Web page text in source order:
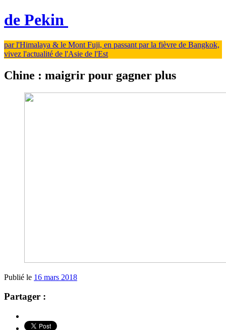
de Pekin
par l'Himalaya & le Mont Fuji, en passant par la fièvre de Bangkok,
vivez l'actualité de l'Asie de l'Est
Chine : maigrir pour gagner plus
Publié le 16 mars 2018
Partager :